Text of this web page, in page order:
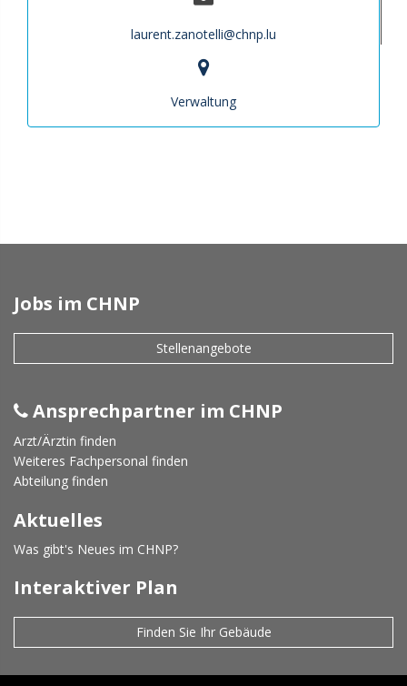
laurent.zanotelli@chnp.lu
Verwaltung
Jobs im CHNP
Stellenangebote
Ansprechpartner im CHNP
Arzt/Ärztin finden
Weiteres Fachpersonal finden
Abteilung finden
Aktuelles
Was gibt's Neues im CHNP?
Interaktiver Plan
Finden Sie Ihr Gebäude